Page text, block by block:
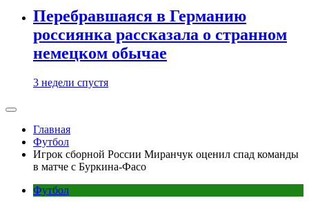
Перебравшаяся в Германию
россиянка рассказала о странном
немецком обычае
3 недели спустя
Главная
Футбол
Игрок сборной России Миранчук оценил спад команды
в матче с Буркина-Фасо
Футбол